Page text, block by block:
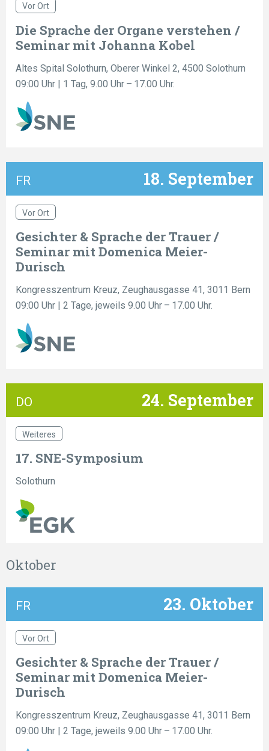
Vor Ort
Die Sprache der Organe verstehen /
Seminar mit Johanna Kobel
Altes Spital Solothurn, Oberer Winkel 2, 4500 Solothurn
09:00 Uhr | 1 Tag, 9.00 Uhr – 17.00 Uhr.
FR 18. September
Vor Ort
Gesichter & Sprache der Trauer /
Seminar mit Domenica Meier-
Durisch
Kongresszentrum Kreuz, Zeughausgasse 41, 3011 Bern
09:00 Uhr | 2 Tage, jeweils 9.00 Uhr – 17.00 Uhr.
DO 24. September
Weiteres
17. SNE-Symposium
Solothurn
Oktober
FR 23. Oktober
Vor Ort
Gesichter & Sprache der Trauer /
Seminar mit Domenica Meier-
Durisch
Kongresszentrum Kreuz, Zeughausgasse 41, 3011 Bern
09:00 Uhr | 2 Tage, jeweils 9.00 Uhr – 17.00 Uhr.